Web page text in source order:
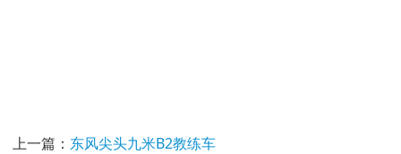
上一篇： 东风尖头九米B2教练车